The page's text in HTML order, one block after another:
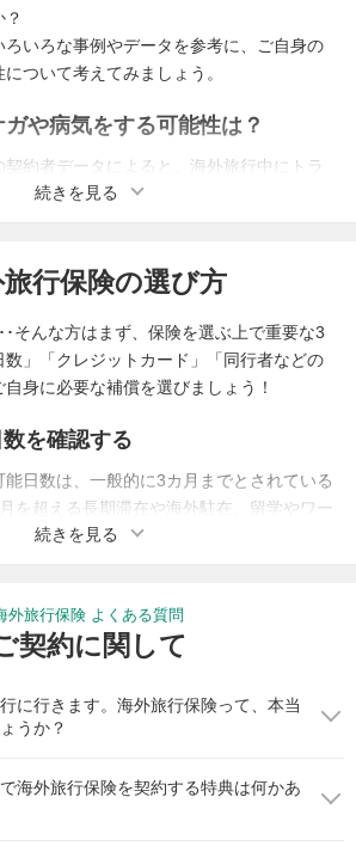
償内容やサポートの特長を詳しくみてみ
場合、捜索費用が必要になる可能性がある
例えば、ヘリコプターでの捜索を行う場
円以上捜索費用がかかる可能性もありま
助に来た家族の渡航費用なども補償されま
際に困らないようにするという観点から、
ポートデスク
わるご相談を、24時間、年中無休、日本語
サービスが「24時間日本語サポートデス
き、盗難等の事件に巻き込まれたときに、
。
・メディカルサービス
カルサービスとは、海外旅行中にケガや
際に、保険会社が提携している病院で治療
ビスのことです。
払いの約57.6％
いろな事例やデータを参考に、ご自身の
ついて考えてみましょう。
や病気をする可能性は？
約者データによると、海外旅行中にトラ
となっております。これは21人に1人が何
ラブル
うなトラブルに巻き込まれる可能性が高い
用 （57.6％）
24.7％）
続きを見る
行保険の選び方
そんな方はまず、保険を選ぶ上で重要な3
」「クレジットカード」「同行者などの
身に必要な補償を選びましょう！
を確認する
日数は、一般的に3カ月までとされている
を超える長期滞在や海外駐在、留学やワー
外滞在などの場合は専用の商品が販売され
ットカードを確認する
海外旅行保険がセットされているものもあ
保険料の支払いは不要ですが、損害保険
額が十分ではない可能性があります。
などの面でも不足が無いかどうか、事前
続きを見る
外旅行保険 よくある質問
契約に関して
に行きます。海外旅行保険って、本当
うか？
海外旅行保険を契約する特典は何かあ